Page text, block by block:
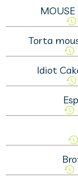
Torta
Idiot